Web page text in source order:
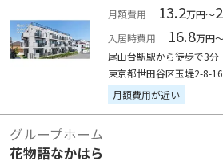
月額費用 13.2万円～
入居時費用
16.8万円
尾山台駅駅から徒歩で3分
東京都世田谷区玉堤2-8-16
月額費用が近い
グループホーム
花物語なかはら